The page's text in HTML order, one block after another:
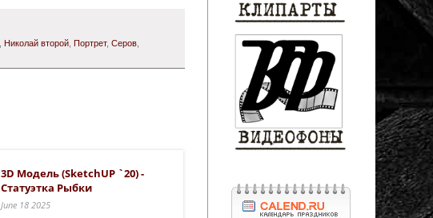
Николай второй Портрет, Серов
3D Модель (SketchUP `20) -
Статуэтка Рыбки
June 18 2025